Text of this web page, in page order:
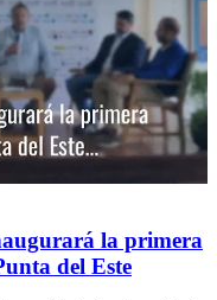
presidente de la República
la primera
del Este